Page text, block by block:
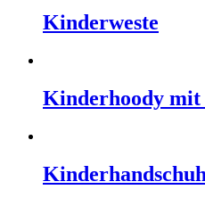
Kinderweste
Kinderhoody mit